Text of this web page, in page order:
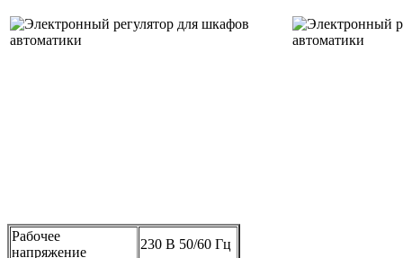
Рабочее
напряжение
230 В 50/60 Гц